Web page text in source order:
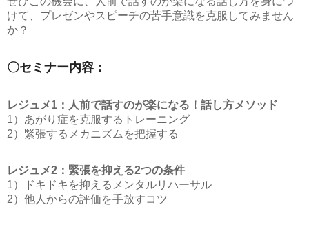
けて、プレゼンやスピーチの苦手意識を克服してみません
か？
〇セミナー内容：
レジュメ1：人前で話すのが楽になる！話し方メソッド
1）あがり症を克服するトレーニング
2）緊張するメカニズムを把握する
レジュメ2：緊張を抑える2つの条件
1）ドキドキを抑えるメンタルリハーサル
2）他人からの評価を手放すコツ